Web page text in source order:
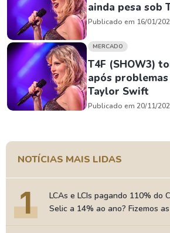
ainda pesa sob
Publicado em 16/01/
MERCADO
T4F (SHOW3)
após
Taylor Swift
Publicado em 20/11/
NOTÍCIAS MAIS LIDAS
1
LCAs e LCIs pagando 110% do
Selic a 14% ao ano? Fizemos